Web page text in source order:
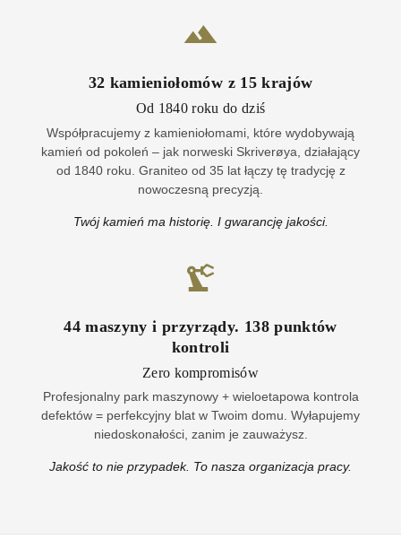
32 kamieniołomów z 15krajów
Od 1840 roku do dziś
Współpracujemy z kamieniołomami, które wydobywają
kamień od pokoleń – jak norweski Skriverøya, działający
od 1840 roku. Graniteo od 35 lat łączy tę tradycję z
nowoczesną precyzją.
Twój kamień ma historię. I gwarancję jakości.
44 maszyny i przyrządy. 138punktów
kontroli
Zero kompromisów
Profesjonalny park maszynowy + wieloetapowa kontrola
defektów = perfekcyjny blat w Twoim domu. Wyłapujemy
niedoskonałości, zanim je zauważysz.
Jakość to nie przypadek. To nasza organizacja pracy.